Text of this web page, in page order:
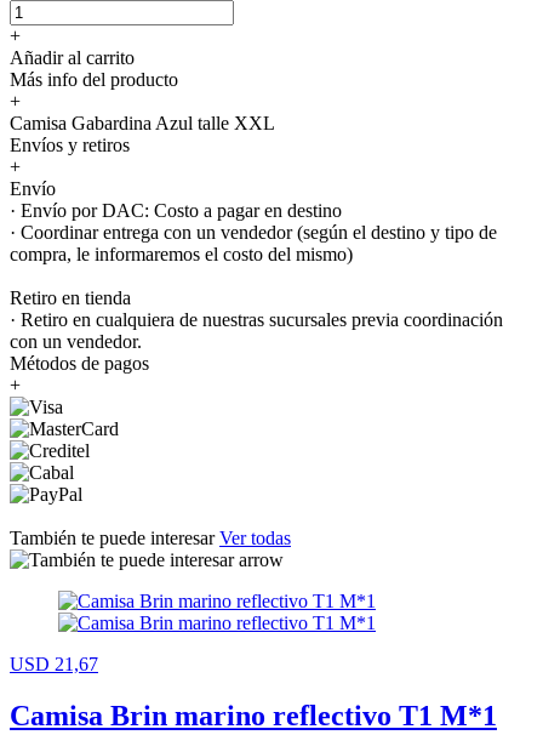
+
Añadir al carrito
Más info del producto
+
Camisa Gabardina Azul talle XXL
Envíos y retiros
+
Envío
· Envío por DAC: Costo a pagar en destino
· Coordinar entrega con un vendedor (según el destino y tipo de
compra, le informaremos el costo del mismo)
Retiro en tienda
· Retiro en cualquiera de nuestras sucursales previa coordinación
con un vendedor.
Métodos de pagos
+
También te puede interesarVer todas
USD 21,67
Camisa Brin marino reflectivo T1 M*1